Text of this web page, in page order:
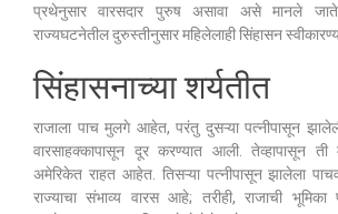
प्रथेनुसार वारसदार पुरुष असावा असे मानले
राज्यघटनेतील दुरुस्तीनुसार महिलेलाही सिंहासन
सिंहासनाच्या शर्यतीत
राजाला पाच मुलगे आहेत, परंतु दुसऱ्या पत्नीपासून
वारसाहक्कापासून दूर करण्यात आली. तेव्हापासून
अमेरिकेत राहत आहेत. तिसऱ्या पत्नीपासून झालेला
राज्याचा संभाव्य वारस आहे; तरीही, राजाची भूमिका